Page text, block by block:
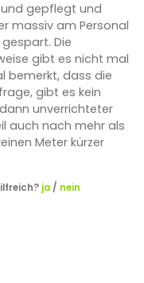
und gepflegt und
massiv am Personal
Die
gibt es nicht mal
bemerkt, dass die
gibt es kein
unverrichteter
auch nach mehr als
Meter kürzer
ja/ nein